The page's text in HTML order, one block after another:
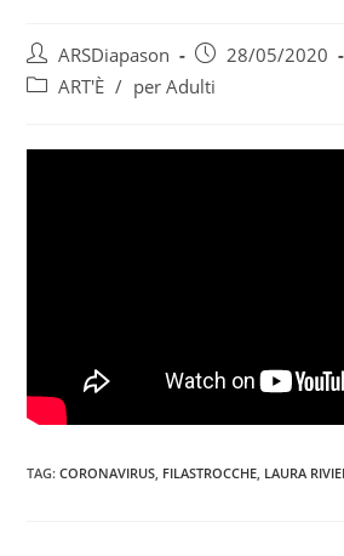
ARSDiapason
28/05/2020
ART'È / per Adulti
TAG:CORONAVIRUS FILASTROCCHE LAURA